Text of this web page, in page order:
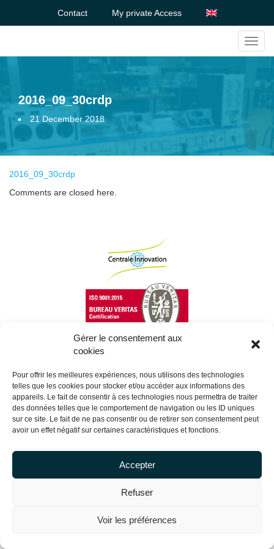
Gérer le consentement aux
cookies
Pour offrir les meilleures expériences, nous utilisons des technologies
telles que les cookies pour stocker et/ou accéder aux informations des
appareils. Le fait de consentir à ces technologies nous permettra de traiter
des données telles que le comportement de navigation ou les ID uniques
sur ce site. Le fait de ne pas consentir ou de retirer son consentement peut
avoir un effet négatif sur certaines caractéristiques et fonctions.
Accepter
Refuser
Voir les préférences
Contact My private Access
2016_09_30crdp
21 December 2018
2016_09_30crdp
Comments are closed here.
Copyright Centrale Innovation © 2026 |Legal mentions